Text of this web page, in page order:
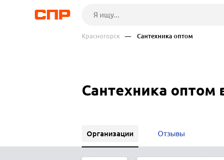
Красногорск — Сантехника оптом
Сантехника оптом
Организации Отзывы